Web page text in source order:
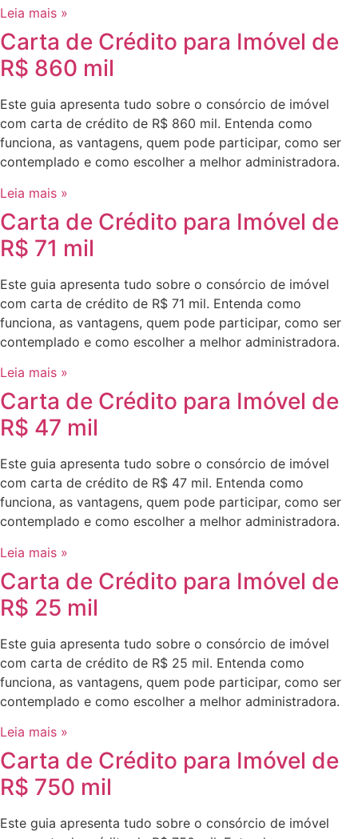
Leia mais »
Carta de Crédito para Imóvel de
R$ 860 mil
Este guia apresenta tudo sobre o consórcio de imóvel
com carta de crédito de R$ 860 mil. Entenda como
funciona, as vantagens, quem pode participar, como ser
contemplado e como escolher a melhor administradora.
Leia mais »
Carta de Crédito para Imóvel de
R$ 71 mil
Este guia apresenta tudo sobre o consórcio de imóvel
com carta de crédito de R$ 71 mil. Entenda como
funciona, as vantagens, quem pode participar, como ser
contemplado e como escolher a melhor administradora.
Leia mais »
Carta de Crédito para Imóvel de
R$ 47 mil
Este guia apresenta tudo sobre o consórcio de imóvel
com carta de crédito de R$ 47 mil. Entenda como
funciona, as vantagens, quem pode participar, como ser
contemplado e como escolher a melhor administradora.
Leia mais »
Carta de Crédito para Imóvel de
R$ 25 mil
Este guia apresenta tudo sobre o consórcio de imóvel
com carta de crédito de R$ 25 mil. Entenda como
funciona, as vantagens, quem pode participar, como ser
contemplado e como escolher a melhor administradora.
Leia mais »
Carta de Crédito para Imóvel de
R$ 750 mil
Este guia apresenta tudo sobre o consórcio de imóvel